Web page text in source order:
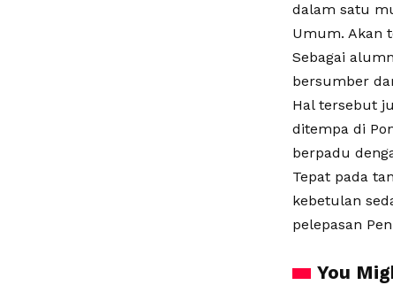
dalam satu
Umum. Akan
Sebagai
bersumber
Hal tersebut
ditempa di
berpadu
Tepat pada
kebetulan
pelepasan
You